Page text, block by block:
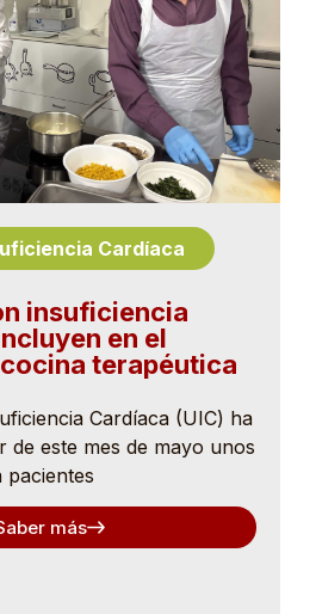
Cardíaca
insuficiencia
en el
terapéutica
Cardíaca (UIC) ha
de este mes de mayo unos
pacientes
más